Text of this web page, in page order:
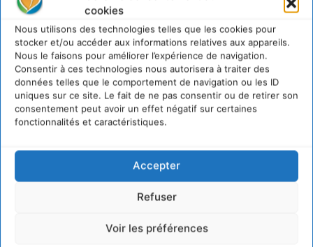
cookies
Nous utilisons des technologies telles que les cookies pour
stocker et/ou accéder aux informations relatives aux appareils.
Nous le faisons pour améliorer l’expérience de navigation.
Consentir à ces technologies nous autorisera à traiter des
données telles que le comportement de navigation ou les ID
uniques sur ce site. Le fait de ne pas consentir ou de retirer son
consentement peut avoir un effet négatif sur certaines
fonctionnalités et caractéristiques.
Accepter
Refuser
Voir les préférences
IPBES : le « GIEC de la biodiversité » appelle les
entreprises à devenir des alliées du vivant
4 août 2026
Newsletter
JE M'ABONNE